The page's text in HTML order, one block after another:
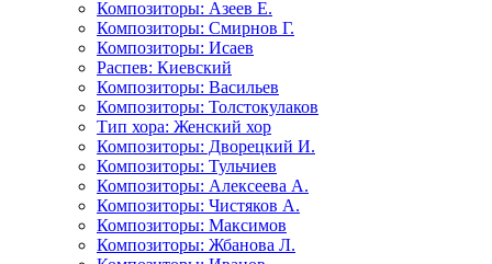
Композиторы: Азеев Е.
Композиторы: Смирнов Г.
Композиторы: Исаев
Распев: Киевский
Композиторы: Васильев
Композиторы: Толстокулаков
Тип хора: Женский хор
Композиторы: Дворецкий И.
Композиторы: Тульчиев
Композиторы: Алексеева А.
Композиторы: Чистяков А.
Композиторы: Максимов
Композиторы: Жбанова Л.